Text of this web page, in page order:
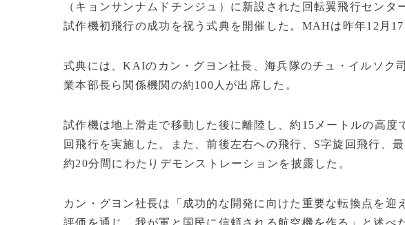
（キョンサンナムドチンジュ）に新設された回転翼飛行セン
試作機初飛行の成功を祝う式典を開催した。MAHは昨年12月
式典には、KAIのカン・グヨン社長、海兵隊のチュ・イルソク
業本部長ら関係機関の約100人が出席した。
試作機は地上滑走で移動した後に離陸し、約15メートルの高度
回飛行を実施した。また、前後左右への飛行、S字旋回飛行、
約20分間にわたりデモンストレーションを披露した。
カン・グヨン社長は「成功的な開発に向けた重要な転換点を迎
評価を通じ、我が軍と国民に信頼される航空機を作る」と述べ